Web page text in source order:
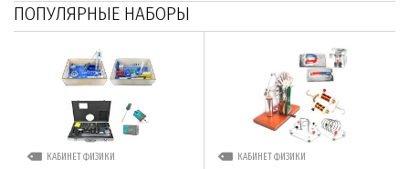
ПОПУЛЯРНЫЕ НАБОРЫ
КАБИНЕТ ФИЗИКИ КАБИНЕТ ФИЗИКИ